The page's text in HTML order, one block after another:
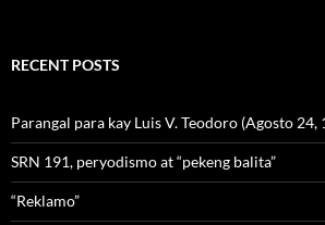
RECENT POSTS
Parangal para kay Luis V. Teodoro (Agosto
SRN 191, peryodismo at “pekeng balita”
“Reklamo”